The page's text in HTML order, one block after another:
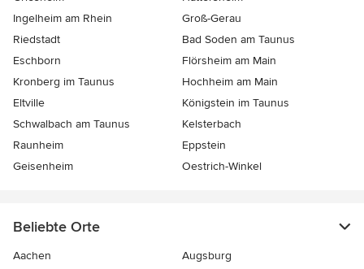
Ingelheim am Rhein
Groß-Gerau
Riedstadt
Bad Soden am Taunus
Eschborn
Flörsheim am Main
Kronberg im Taunus
Hochheim am Main
Eltville
Königstein im Taunus
Schwalbach am Taunus
Kelsterbach
Raunheim
Eppstein
Geisenheim
Oestrich-Winkel
Beliebte Orte
Aachen
Augsburg